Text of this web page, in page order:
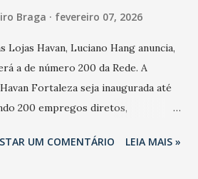
Braga fevereiro 07, 2026
Lojas Havan, Luciano Hang anuncia,
a de número 200 da Rede. A
Fortaleza seja inaugurada até
200 empregos diretos,
foi anunciada oficialmente, mas
UM COMENTÁRIO LEIA MAIS »